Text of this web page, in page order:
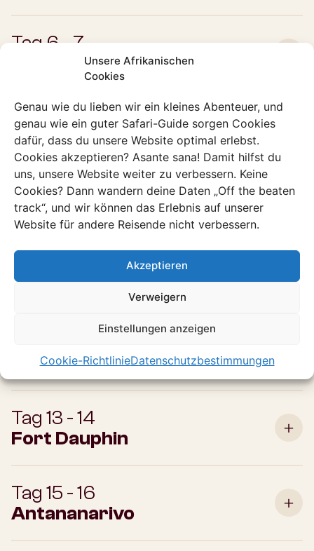
Unsere Afrikanischen
Cookies
Genau wie du lieben wir ein kleines Abenteuer, und
genau wie ein guter Safari-Guide sorgen Cookies
dafür, dass du unsere Website optimal erlebst.
Cookies akzeptieren? Asante sana! Damit hilfst du
uns, unsere Website weiter zu verbessern. Keine
Cookies? Dann wandern deine Daten „Off the beaten
track“, und wir können das Erlebnis auf unserer
Website für andere Reisende nicht verbessern.
Akzeptieren
Verweigern
Einstellungen anzeigen
Cookie-RichtlinieDatenschutzbestimmungen
Tag 6 - 7
Tsaranoro
Tag 8 - 9
Ranomafana
Tag 10
Manakara
Vangaindrano
Sandravinany
Tag 13 - 14
Fort Dauphin
Tag 15 - 16
Antananarivo